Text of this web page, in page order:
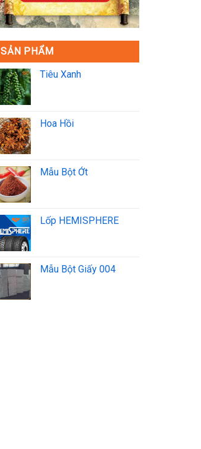
SẢN PHẨM
Tiêu Xanh
Hoa Hồi
Mẫu Bột Ớt
Lốp HEMISPHERE
Mẫu Bột Giấy 004